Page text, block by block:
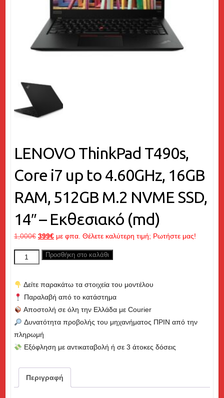
LENOVO ThinkPad T490s,
Core i7 up to 4.60GHz, 16GB
RAM, 512GB M.2 NVME SSD,
14″ – Εκθεσιακό (md)
1,000€ Original
price
was:
399€Η
τρέχουσα
τιμή
399€.
με φπα. Θέλετε καλύτερη τιμή; Ρωτήστε μας!
LENOVO
ThinkPad
T490s,
i7
up
to
4.60GHz,
16GB
512GB
M.2
Προσθήκη στο καλάθι
Δείτε παρακάτω τα στοιχεία του μοντέλου
Παραλαβή από το κατάστημα
Αποστολή σε όλη την Ελλάδα με Courier
Δυνατότητα προβολής του μηχανήματος ΠΡΙΝ από την
πληρωμή
Εξόφληση με αντικαταβολή ή σε 3 άτοκες δόσεις
Περιγραφή